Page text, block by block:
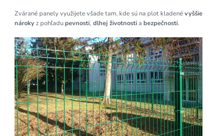
Zvárané panely využijete všade tam, kde sú na plot kladenévyššie
nárokyz pohľadupevnosti, dlhej životnostia bezpečnosti.